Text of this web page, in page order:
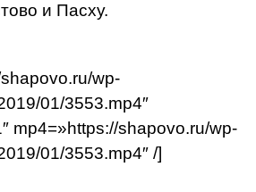
и Пасху.
wp-
01/3553.mp4″
mp4=»https://shapovo.ru/wp-
01/3553.mp4″ /]